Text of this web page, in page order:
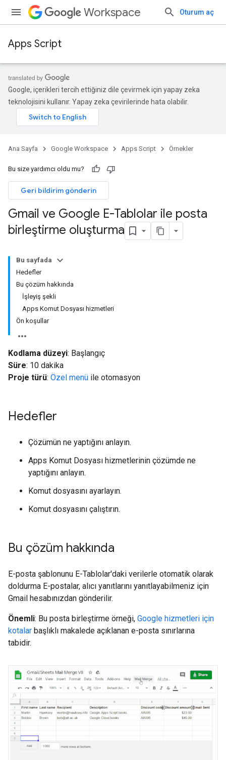
Workspace Oturum aç
Apps Script
Google, içerikleri tercih ettiğiniz dile çevirmek için yapay zeka
teknolojisini kullanır. Yapay zeka çevirilerinde hata olabilir.
Ana Sayfa Google Workspace Apps Script Örnekler
Bu size yardımcı oldu mu?
Geri bildirim gönderin
Gmail ve Google E-Tablolar ile posta
birleştirme oluşturma
Bu sayfada
Hedefler
Bu çözüm hakkında
İşleyiş şekli
Apps Komut Dosyası hizmetleri
Ön koşullar
Kodlama düzeyi: Başlangıç
Süre: 10 dakika
Proje türü: Özel menü ile otomasyon
Hedefler
Çözümün ne yaptığını anlayın.
Apps Komut Dosyası hizmetlerinin çözümde ne
yaptığını anlayın.
Komut dosyasını ayarlayın.
Komut dosyasını çalıştırın.
Bu çözüm hakkında
E-posta şablonunu E-Tablolar'daki verilerle otomatik olarak
doldurma E-postalar, alıcı yanıtlarını yanıtlayabilmeniz için
Gmail hesabınızdan gönderilir.
Önemli: Bu posta birleştirme örneği, Google hizmetleri için
kotalar başlıklı makalede açıklanan e-posta sınırlarına
tabidir.